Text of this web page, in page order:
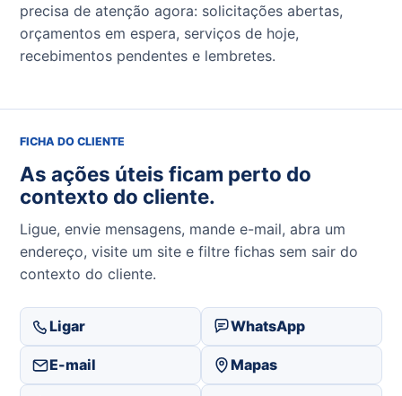
precisa de atenção agora: solicitações abertas,
orçamentos em espera, serviços de hoje,
recebimentos pendentes e lembretes.
FICHA DO CLIENTE
As ações úteis ficam perto do
contexto do cliente.
Ligue, envie mensagens, mande e-mail, abra um
endereço, visite um site e filtre fichas sem sair do
contexto do cliente.
Ligar WhatsApp
E-mail Mapas